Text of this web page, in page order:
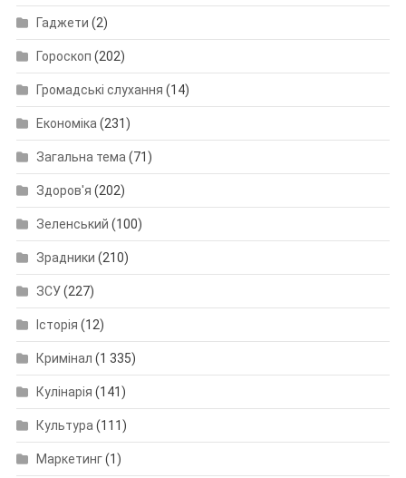
Гаджети (2)
Гороскоп (202)
Громадські слухання (14)
Економіка (231)
Загальна тема (71)
Здоров'я (202)
Зеленський (100)
Зрадники (210)
ЗСУ(227)
Історія (12)
Кримінал (1 335)
Кулінарія (141)
Культура (111)
Маркетинг(1)